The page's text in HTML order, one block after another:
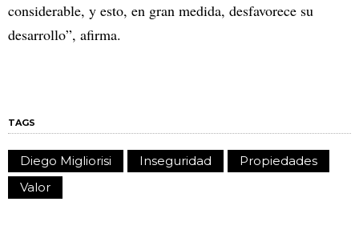
considerable, y esto, en gran medida, desfavorece su
desarrollo”, afirma.
TAGS
Diego Migliorisi Inseguridad
Propiedades
Valor